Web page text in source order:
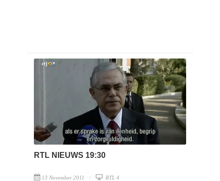
RTL NIEUWS 19:30
13 November 2011 RTL 4